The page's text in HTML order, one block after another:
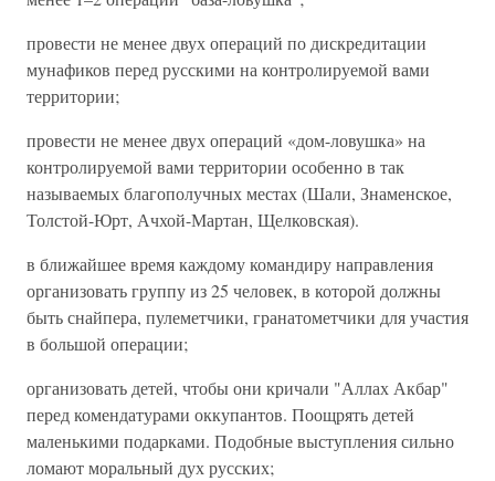
провести не менее двух операций по дискредитации
мунафиков перед русскими на контролируемой вами
территории;
провести не менее двух операций «дом-ловушка» на
контролируемой вами территории особенно в так
называемых благополучных местах (Шали, Знаменское,
Толстой-Юрт, Ачхой-Мартан, Щелковская).
в ближайшее время каждому командиру направления
организовать группу из 25 человек, в которой должны
быть снайпера, пулеметчики, гранатометчики для участия
в большой операции;
организовать детей, чтобы они кричали "Аллах Акбар"
перед комендатурами оккупантов. Поощрять детей
маленькими подарками. Подобные выступления сильно
ломают моральный дух русских;